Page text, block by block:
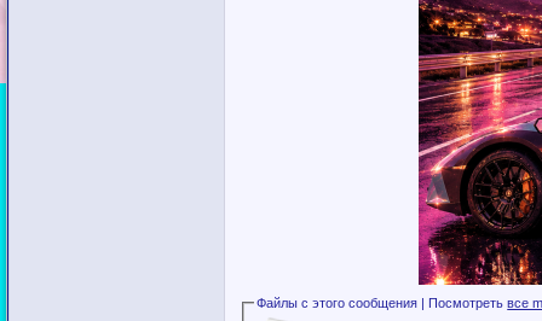
Файлы с этого сообщения | Посмотретьвсе